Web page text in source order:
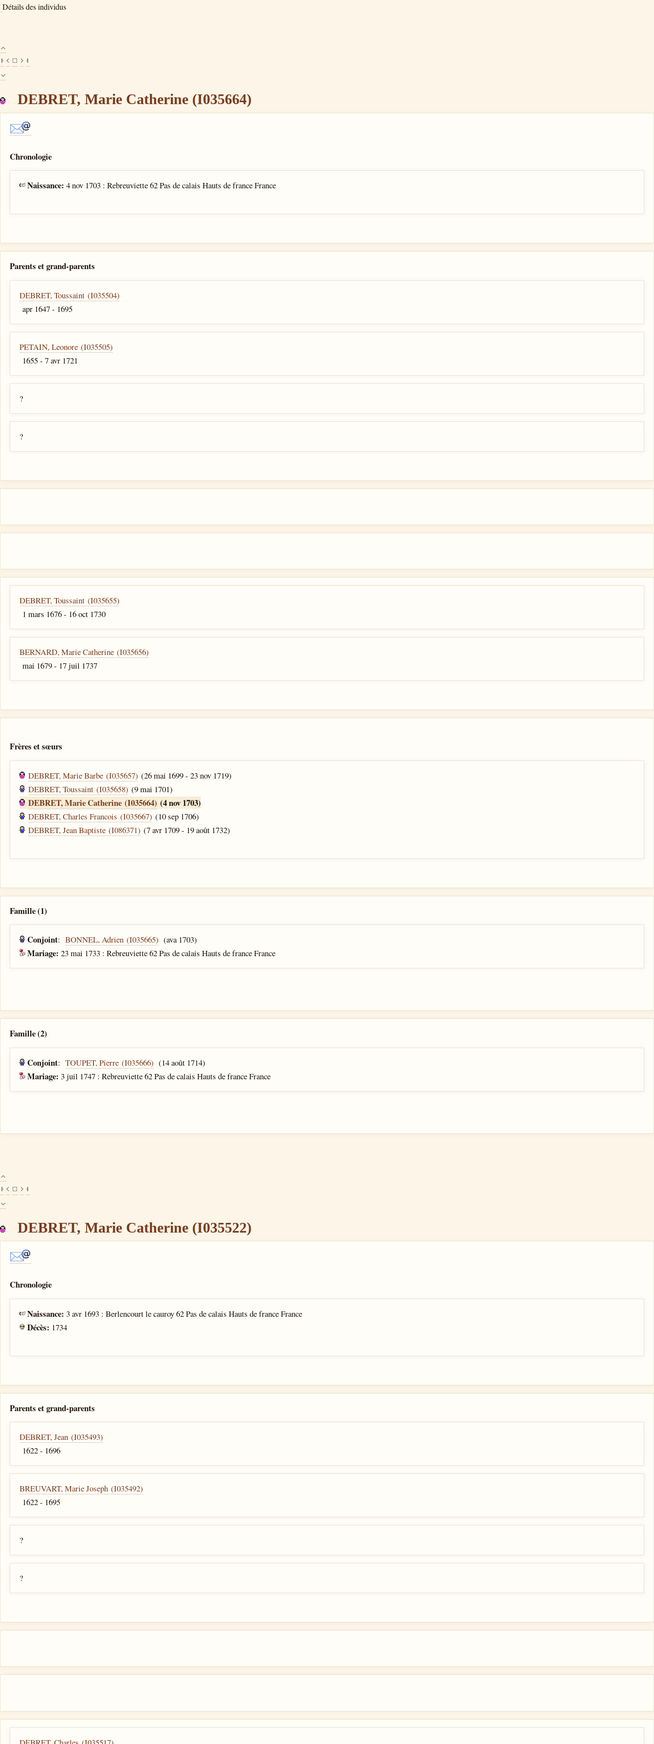
Détails des individus
DEBRET, Marie Catherine (I035664)
Chronologie
Naissance:4 nov 1703 : Rebreuviette 62 Pas de calais Hauts de france France
Parents et grand-parents
DEBRET, Toussaint (I035504)
apr 1647 - 1695
PETAIN, Leonore (I035505)
1655 - 7 avr 1721
?
?
DEBRET, Toussaint (I035655)
1 mars 1676 - 16 oct 1730
BERNARD, Marie Catherine (I035656)
mai 1679 - 17 juil 1737
Frères et sœurs
DEBRET, Marie Barbe (I035657) (26 mai 1699 - 23 nov 1719)
DEBRET, Toussaint (I035658) (9 mai 1701)
DEBRET, Marie Catherine (I035664) (4 nov 1703)
DEBRET, Charles Francois (I035667) (10 sep 1706)
DEBRET, Jean Baptiste (I086371) (7 avr 1709 - 19 août 1732)
Famille (1)
Conjoint:BONNEL, Adrien (I035665) (ava 1703)
Mariage:23 mai 1733 : Rebreuviette 62 Pas de calais Hauts de france France
Famille (2)
Conjoint:TOUPET, Pierre (I035666) (14 août 1714)
Mariage:3 juil 1747 : Rebreuviette 62 Pas de calais Hauts de france France
DEBRET, Marie Catherine (I035522)
Chronologie
Naissance:3 avr 1693 : Berlencourt le cauroy 62 Pas de calais Hauts de france France
Décès: 1734
Parents et grand-parents
DEBRET, Jean (I035493)
1622 - 1696
BREUVART, Marie Joseph (I035492)
1622 - 1695
?
?